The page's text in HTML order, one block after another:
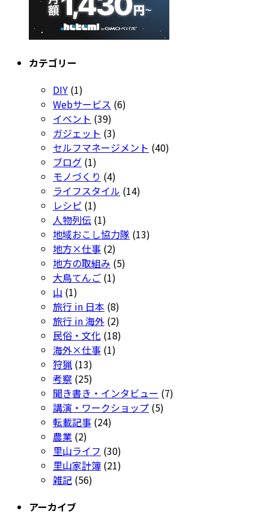
カテゴリー
DIY (1)
Webサービス (6)
イベント (39)
ガジェット (3)
セルフマネージメント (40)
ブログ (1)
モノづくり (4)
ライフスタイル (14)
レシピ (1)
人物列伝 (1)
地域おこし協力隊 (13)
地方×仕事 (2)
地方の取組み (5)
大鳥てんご (1)
山 (1)
旅行 in 日本 (8)
旅行 in 海外 (2)
民俗・文化 (18)
海外×仕事 (1)
狩猟 (13)
考察 (25)
聞き書き・インタビュー (7)
講演・ワークショップ (5)
転載記事 (24)
農業 (2)
里山ライフ (30)
里山家計簿 (21)
雑記 (56)
アーカイブ